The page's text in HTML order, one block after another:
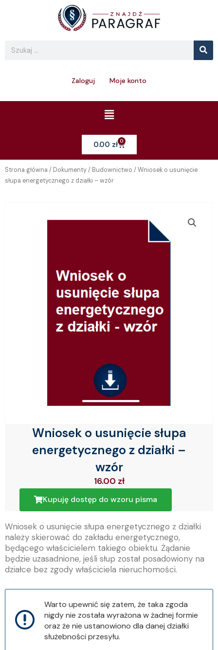
Search
Zaloguj Moje konto
Menu
0.00 zł 0Cart
Strona główna / Dokumenty/ Budownictwo / Wniosek o usunięcie
słupa energetycznego z działki – wzór
Wniosek o usunięcie słupa
energetycznego z działki –
wzór
16.00 zł
Kupuję dostęp do wzoru pisma
Wniosek o usunięcie słupa energetycznego z działki
należy skierować do zakładu energetycznego,
będącego właścicielem takiego obiektu. Żądanie
będzie uzasadnione, jeśli słup został posadowiony na
działce bez zgody właściciela nieruchomości.
Warto upewnić się zatem, że taka zgoda
nigdy nie została wyrażona w żadnej formie
oraz że nie ustanowiono dla danej działki
służebności przesyłu.